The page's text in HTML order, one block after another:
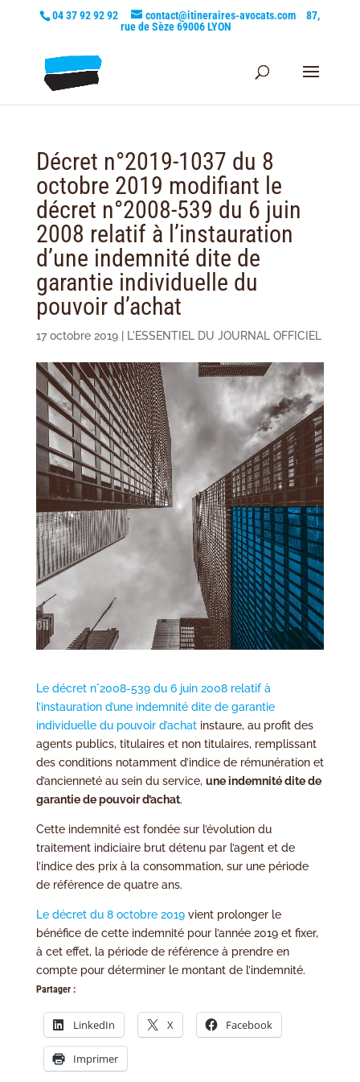
04 37 92 92 92 contact@itineraires-avocats.com
87,
rue de Sèze 69006 LYON
Décret n°2019-1037 du 8
octobre 2019 modifiant le
décret n°2008-539 du 6 juin
2008 relatif à l’instauration
d’une indemnité dite de
garantie individuelle du
pouvoir d’achat
17 octobre 2019| L'ESSENTIEL DU JOURNAL OFFICIEL
Le décret n°2008-539 du 6 juin 2008 relatif à
l’instauration d’une indemnité dite de garantie
individuelle du pouvoir d’achatinstaure, au profit des
agents publics, titulaires et non titulaires, remplissant
des conditions notamment d’indice de rémunération et
d’ancienneté au sein du service, une indemnité dite de
garantie de pouvoir d’achat.
Cette indemnité est fondée sur l’évolution du
traitement indiciaire brut détenu par l’agent et de
l’indice des prix à la consommation, sur une période
de référence de quatre ans.
Le décret du 8 octobre 2019vient prolonger le
bénéfice de cette indemnité pour l’année 2019 et fixer,
à cet effet, la période de référence à prendre en
compte pour déterminer le montant de l’indemnité.
Partager :
LinkedIn X Facebook
Imprimer